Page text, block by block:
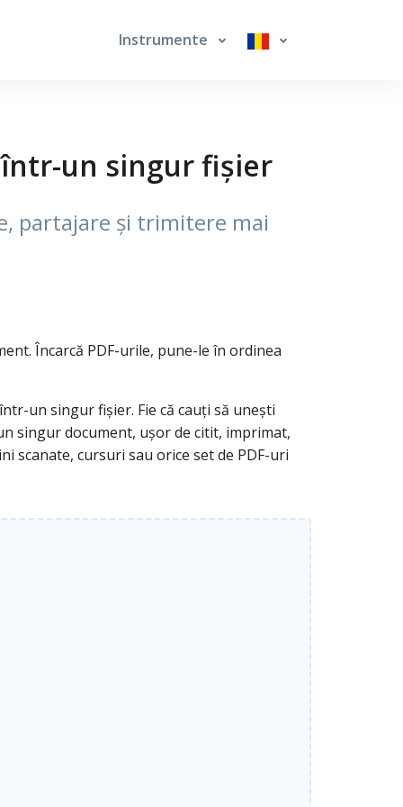
Instrumente
într-un singur fișier
partajare și trimitere mai
Încarcă PDF-urile, pune-le în ordinea
un singur fișier. Fie că cauți să unești
singur document, ușor de citit, imprimat,
scanate, cursuri sau orice set de PDF-uri